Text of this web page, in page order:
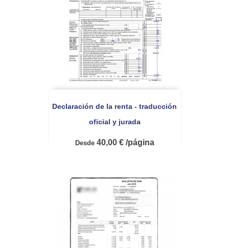
Declaración de la renta - traducción
oficial y jurada
Desde40,00 € /página